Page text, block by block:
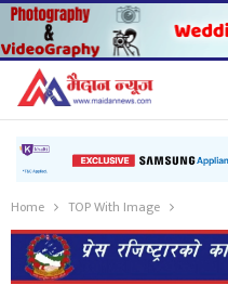
Home TOP With Image